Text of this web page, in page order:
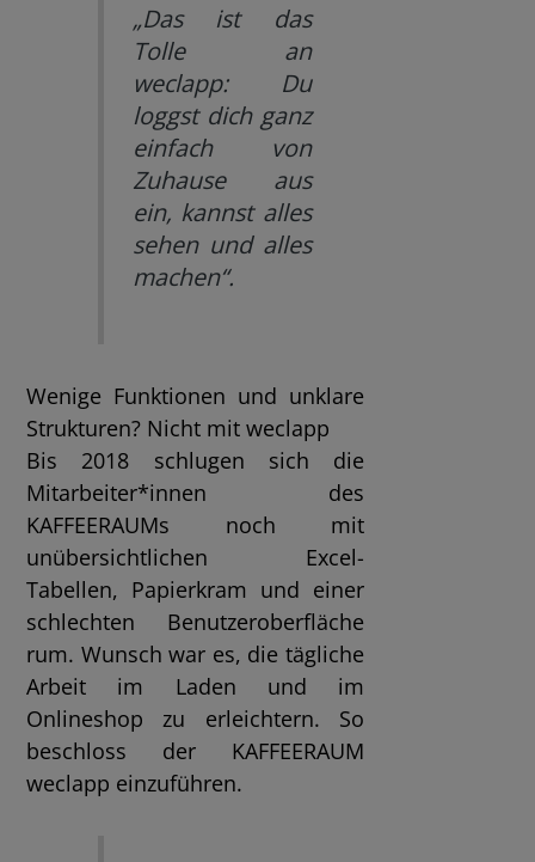
„Das ist das
Tolle an
weclapp: Du
loggst dich ganz
einfach von
Zuhause aus
ein, kannst alles
sehen und alles
machen“.
Wenige Funktionen und unklare
Strukturen? Nicht mit weclapp
Bis 2018 schlugen sich die
Mitarbeiter*innen des
KAFFEERAUMs noch mit
unübersichtlichen Excel-
Tabellen, Papierkram und einer
schlechten Benutzeroberfläche
rum. Wunsch war es, die tägliche
Arbeit im Laden und im
Onlineshop zu erleichtern. So
beschloss der KAFFEERAUM
weclapp einzuführen.